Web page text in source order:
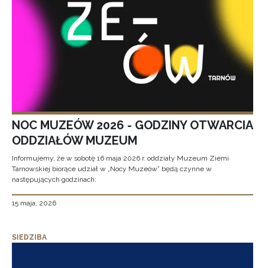
NOC MUZEÓW 2026 - GODZINY OTWARCIA
ODDZIAŁÓW MUZEUM
Informujemy, że w sobotę 16 maja 2026 r. oddziały Muzeum Ziemi
Tarnowskiej biorące udział w „Nocy Muzeów” będą czynne w
następujących godzinach:
15 maja, 2026
SIEDZIBA